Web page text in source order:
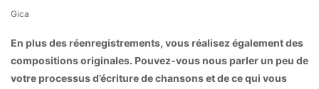
Gica
En plus des réenregistrements, vous réalisez également des
compositions originales. Pouvez-vous nous parler un peu de
votre processus d’écriture de chansons et de ce qui vous